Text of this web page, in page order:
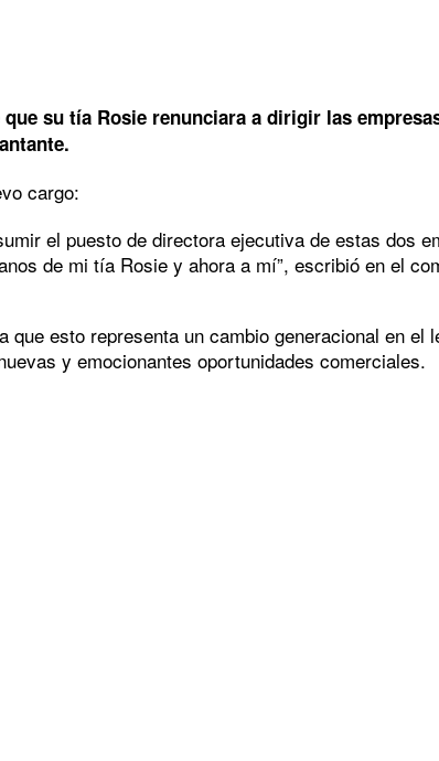
su tía Rosie renunciara a dirigir las
cargo:
el puesto de directora ejecutiva de estas dos
de mi tía Rosie y ahora a mí”, escribió en el
esto representa un cambio generacional en
y emocionantes oportunidades comerciales.